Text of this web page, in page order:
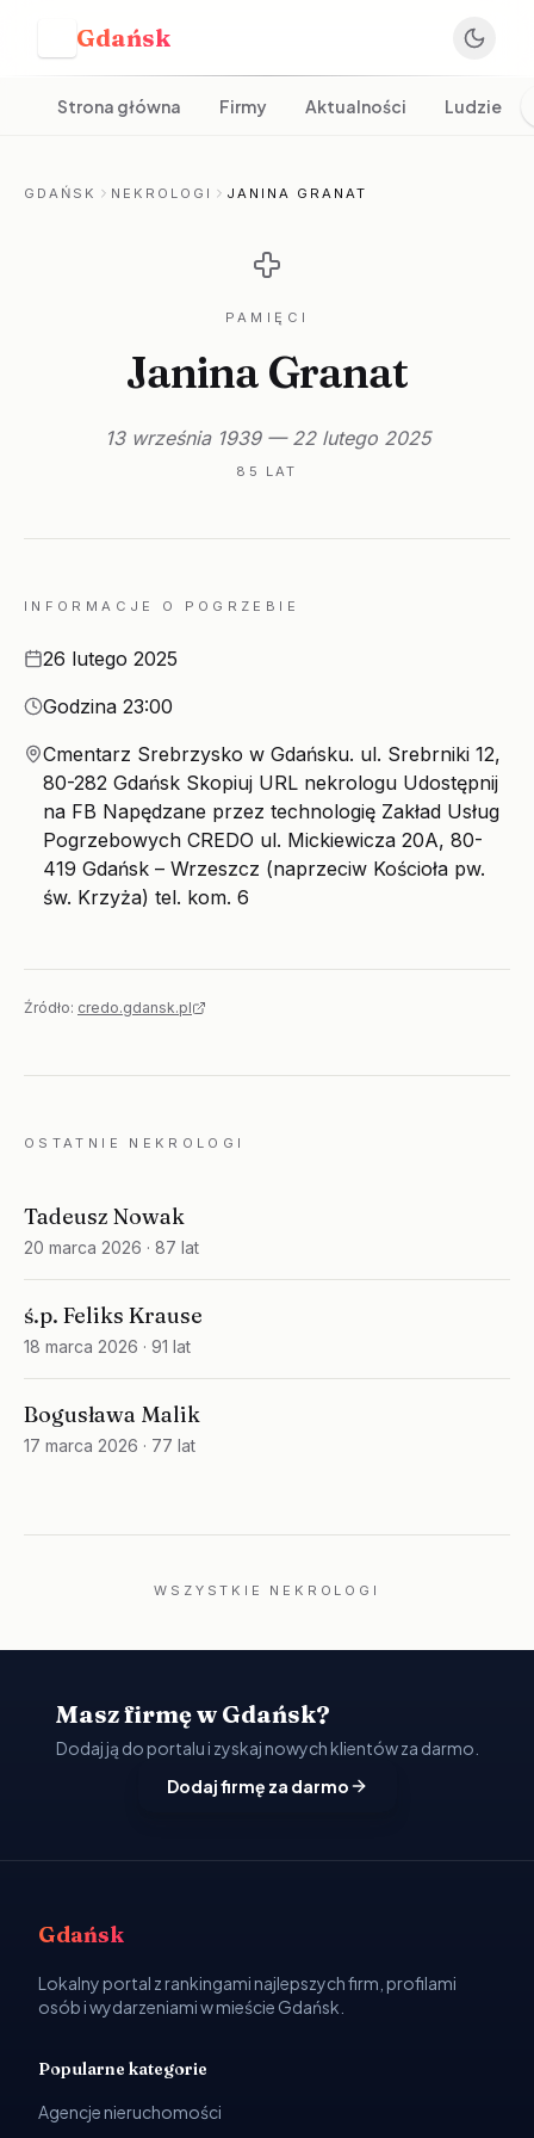
Gdańsk
Strona główna Firmy Aktualności Ludzie
GDAŃSK NEKROLOGI JANINA GRANAT
PAMIĘCI
Janina Granat
13 września 1939 — 22 lutego 2025
85 LAT
INFORMACJE O POGRZEBIE
Data26 lutego 2025
Godzina
Godzina 23:00
Miejsce
Cmentarz Srebrzysko w Gdańsku. ul. Srebrniki 12,
80-282 Gdańsk Skopiuj URL nekrologu Udostępnij
na FB Napędzane przez technologię Zakład Usług
Pogrzebowych CREDO ul. Mickiewicza 20A, 80-
419 Gdańsk – Wrzeszcz (naprzeciw Kościoła pw.
św. Krzyża) tel. kom. 6
Źródło: credo.gdansk.pl
OSTATNIE NEKROLOGI
Tadeusz Nowak
20 marca 2026 · 87 lat
ś.p. Feliks Krause
18 marca 2026 · 91 lat
Bogusława Malik
17 marca 2026 · 77 lat
WSZYSTKIE NEKROLOGI
Masz firmę w Gdańsk?
Dodaj ją do portalu i zyskaj nowych klientów za darmo.
Dodaj firmę za darmo
Gdańsk
Lokalny portal z rankingami najlepszych firm, profilami
osób i wydarzeniami w mieście Gdańsk.
Popularne kategorie
Agencje nieruchomości